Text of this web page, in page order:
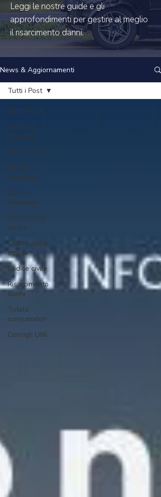
Leggi le nostre guide e gli
approfondimenti per gestire al meglio
il risarcimento danni.
News & Aggiornamenti
Tutti i Post
Incidente
Stradale
Errore medico
Insidia
Stradale
Danno
Materiale
Infortuni sul
lavoro
Codice della
strada
Codice civile
Risarcimento
danni
Tutela
consumatori
Consigli Utili
Tutti i Post